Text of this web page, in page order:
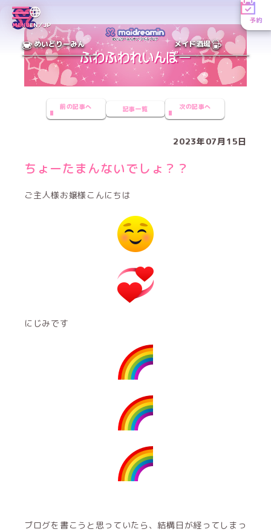
MENUEN／JP
予約
めいどりーみん メイド酒場
前の記事へ 記事一覧 次の記事へ
2023年07月15日
ちょーたまんないでしょ？？
ご主人様お嬢様こんにちは
にじみです
ブログを書こうと思っていたら、結構日が経ってしまっ